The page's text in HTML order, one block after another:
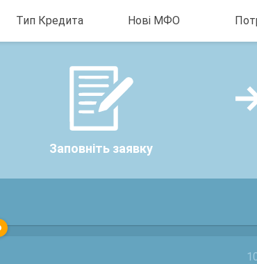
Тип Кредита
кредитною історією
Кредит без застави
Кредит готівкою
дзвінків
Нові МФО
онлайн
Новий Рік
Заповніть заявку